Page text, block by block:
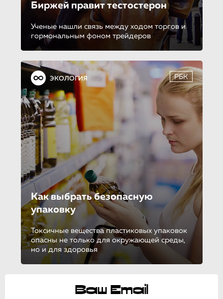
Биржей правит тестостерон
Ученые нашли связь между ходом торгов и
гормональным фоном трейдеров
ЭКОЛОГИЯ РБК
Как выбрать безопасную
упаковку
Токсичные вещества пластиковых упаковок
опасны не только для окружающей среды,
но и для здоровья
Ваш Email